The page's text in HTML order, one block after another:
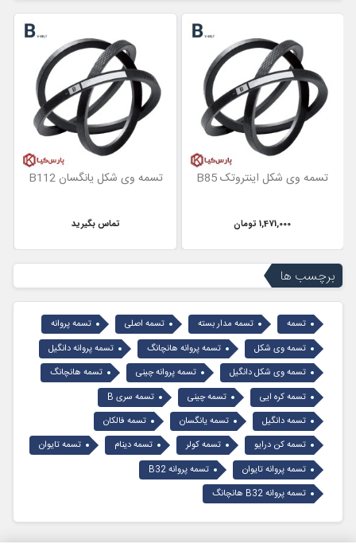
تسمه وی شکل اینتروتک B85
1,471,000 تومان
تسمه وی شکل یانگسان B112
تماس بگیرید
برچسب ها
تسمه تسمه مدار بسته تسمه اصلی
تسمه پروانه
تسمه وی شکل
تسمه پروانه هانچانگ
تسمه پروانه دانگیل
تسمه وی شکل دانگیل
تسمه پروانه چینی
تسمه هانچانگ
تسمه کره ایی
تسمه چینی
تسمه سری B
تسمه دانگیل
تسمه یانگسان
تسمه فالکان
تسمه کن درایو
تسمه کولر تسمه دینام
تسمه تایوان
تسمه پروانه تایوان
تسمه پروانه B32
تسمه پروانه B32 هانچانگ